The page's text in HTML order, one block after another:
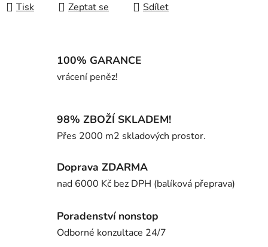
Tisk Zeptat se Sdílet
100% GARANCE
vrácení peněz!
98% ZBOŽÍ SKLADEM!
Přes 2000 m2 skladových prostor.
Doprava ZDARMA
nad 6000 Kč bez DPH (balíková přeprava)
Poradenství nonstop
Odborné konzultace 24/7